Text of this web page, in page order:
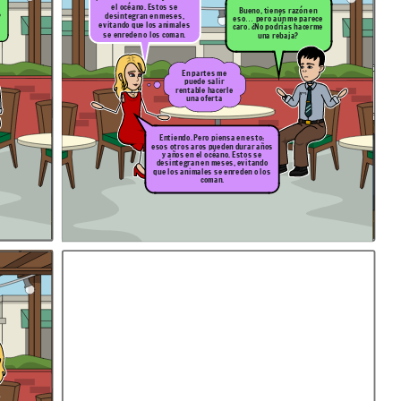
el océano. Estos se
desintegran en meses,
evitando que los animales
se enreden o los coman.
Bueno, tienes razón en
eso… pero aún me parece
caro. ¿No podrías hacerme
una rebaja?
En partes me
puede salir
rentable hacerle
una oferta
Entiendo. Pero piensa en esto:
esos otros aros pueden durar años
y años en el océano. Estos se
desintegran en meses, evitando
que los animales se enreden o los
coman.